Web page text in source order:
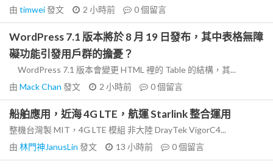
由 timwei發文 2 小時前 0個留言
WordPress 7.1 版本將於 8 月 19 日發布，其中表格無障
礙功能引發用戶群的擔憂？
WordPress 7.1 版本會變更 HTML 裡的 Table 的結構，其...
由 Mack Chan 發文 2 小時前 0個留言
船舶應用，近海 4G LTE，航運 Starlink 整合運用
整機台灣製 MIT，4G LTE 模組 非大陸 DrayTek VigorC4...
由 林門神JanusLin 發文 13 小時前 0個留言